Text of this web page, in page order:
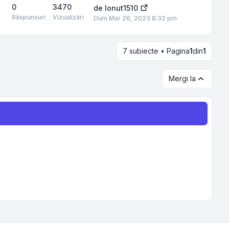
0
Răspunsuri
3470
Vizualizări
de Ionut1510
Dum Mar 26, 2023 8:32 pm
7 subiecte • Pagina1din1
Mergi la